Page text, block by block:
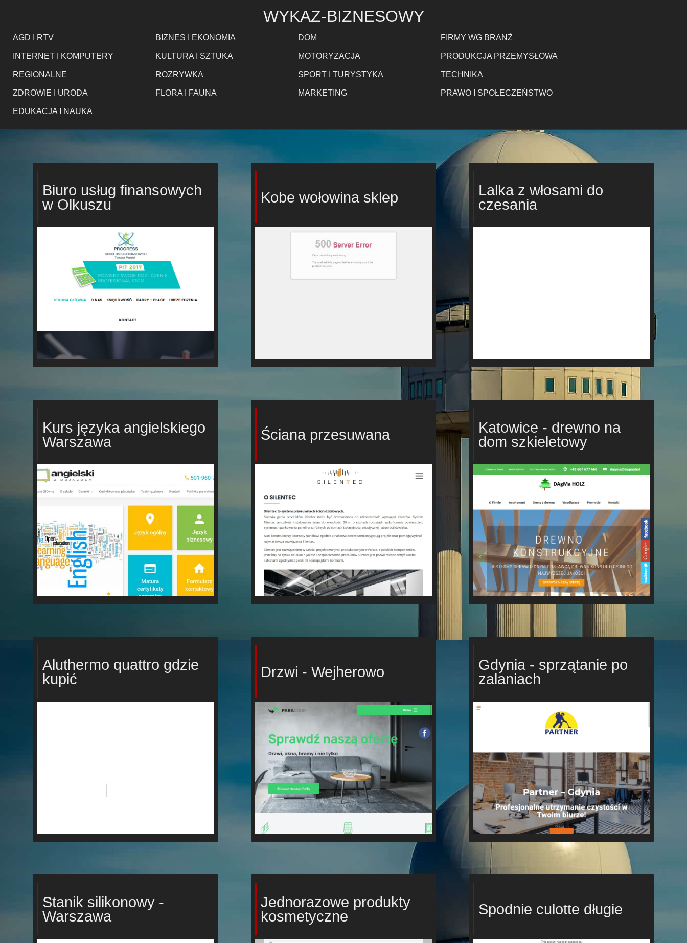
WYKAZ-BIZNESOWY
AGD I RTV BIZNES I EKONOMIA DOM FIRMY WG BRANŻ
INTERNET I KOMPUTERY KULTURA I SZTUKA MOTORYZACJA PRODUKCJA PRZEMYSŁOWA
REGIONALNE ROZRYWKA SPORT I TURYSTYKA TECHNIKA
ZDROWIE I URODA FLORA I FAUNA MARKETING PRAWO I SPOŁECZEŃSTWO
EDUKACJA I NAUKA
Biuro usług finansowych
w Olkuszu
Kobe wołowina sklep
Lalka z włosami do
czesania
Kurs języka angielskiego
Warszawa
Ściana przesuwana
Katowice - drewno na
dom szkieletowy
Aluthermo quattro gdzie
kupić
Drzwi - Wejherowo
Gdynia - sprzątanie po
zalaniach
Stanik silikonowy -
Warszawa
Jednorazowe produkty
kosmetyczne
Spodnie culotte długie